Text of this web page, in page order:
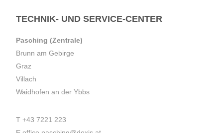
TECHNIK- UND SERVICE-CENTER
Pasching (Zentrale)
Brunn am Gebirge
Graz
Villach
Waidhofen an der Ybbs
T +43 7221 223